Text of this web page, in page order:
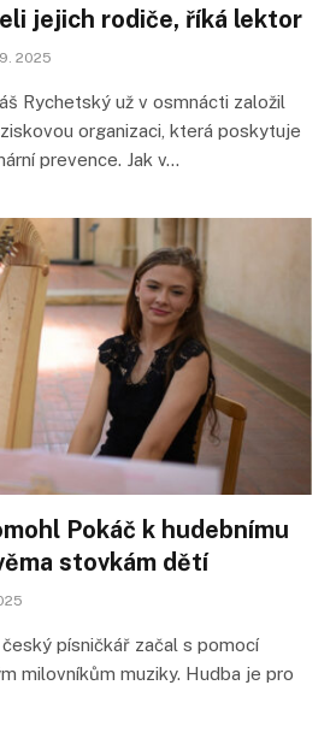
jejich rodiče, říká lektor
2025
Rychetský už v osmnácti založil
organizaci, která poskytuje
prevence. Jak v…
Pokáč k hudebnímu
stovkám dětí
písničkář začal s pomocí
milovníkům muziky. Hudba je pro